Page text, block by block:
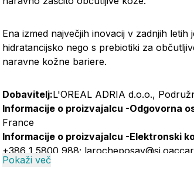
Ena izmed največjih inovacij v zadnjih letih
hidratancijsko nego s prebiotiki za
naravne kožne bariere.
Dobavitelj:L'OREAL ADRIA d.o.o.,
Informacije o proizvajalcu -Odgovorna
France
Informacije o proizvajalcu -Elektronski
+386 1 5800 988;
Pokaži več